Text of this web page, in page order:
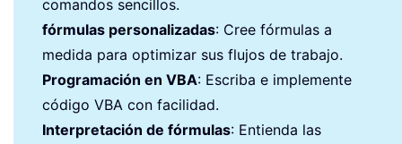
comandos sencillos.
fórmulas personalizadas: Cree fórmulas a
medida para optimizar sus flujos de trabajo.
Programación en VBA: Escriba e implemente
código VBA con facilidad.
Interpretación de fórmulas: Entienda las